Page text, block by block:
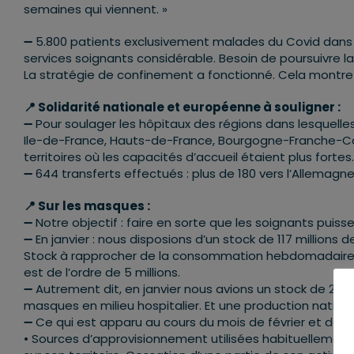
semaines qui viennent. »
➖ 5.800 patients exclusivement malades du Covid
services soignants considérable. Besoin de
La stratégie de confinement a fonctionné. Cela
📍 Solidarité nationale et européenne à souligner :
➖ Pour soulager les hôpitaux des régions dans
Ile-de-France, Hauts-de-France, Bourgogne-Franche-
territoires où les capacités d’accueil étaient plus fortes.
➖ 644 transferts effectués : plus de 180 vers
📍 Sur les masques :
➖ Notre objectif : faire en sorte que les soignants
➖ En janvier : nous disposions d’un stock de 117 millions
Stock à rapprocher de la consommation
est de l’ordre de 5 millions.
➖ Autrement dit, en janvier nous avions un stock de 23
masques en milieu hospitalier. Et une production
➖ Ce qui est apparu au cours du mois de février et
• Sources d’approvisionnement utilisées